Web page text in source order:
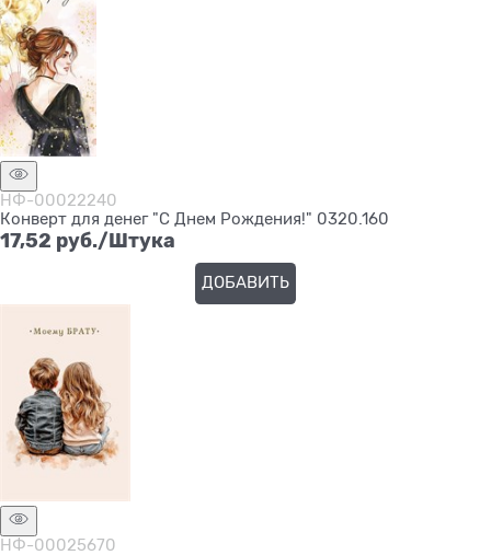
НФ-00022240
Конверт для денег "С Днем Рождения!" 0320.160
17,52 руб./Штука
ДОБАВИТЬ
НФ-00025670